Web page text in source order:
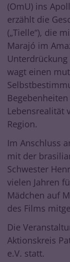
(OmU) ins
erzählt die
(„Tielle“), die
Marajó im
wagt einen
Lebensrealität
Region.
Im Anschluss
mit der
Schwester
vielen Jahren
Mädchen auf
des Films
Die
Aktionskreis
e.V. statt.